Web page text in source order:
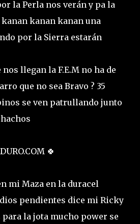
la Perla nos verán y pa la
kanan kanan una
por la Sierra estarán
llegan la F.E.M no ha de
que no sea Bravo ? 35
se ven patrullando junto
🍀
mi Maza en la duracel
pendientes dice mi Ricky
la jota mucho power se